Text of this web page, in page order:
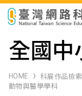
科展作品檢索
科學研習月刊
全國中
HOME 科展作品檢索
動物與醫學學科